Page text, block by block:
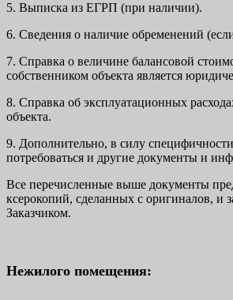
5. Выписка из ЕГРП (при наличии).
6. Сведения о наличие обременений
7. Справка о величине балансовой
собственником объекта является
8. Справка об эксплуатационных
объекта.
9. Дополнительно, в силу
потребоваться и другие документы и
Все перечисленные выше документы
ксерокопий, сделанных с оригиналов, и
Заказчиком.
Нежилого помещения: